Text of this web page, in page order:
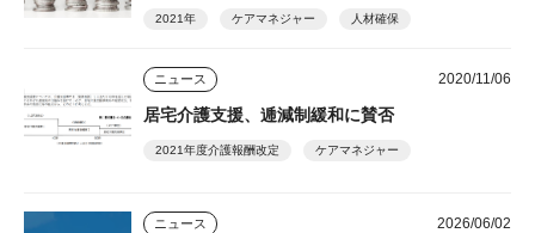
2021年 ケアマネジャー 人材確保
ニュース 2020/11/06
居宅介護支援、逓減制緩和に賛否
2021年度介護報酬改定 ケアマネジャー
ニュース 2026/06/02